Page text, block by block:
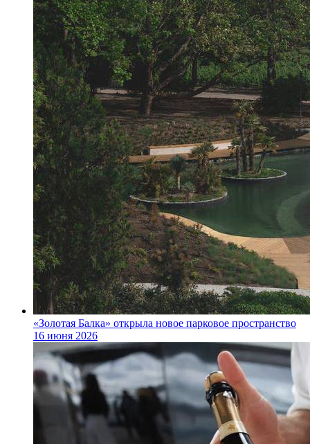
«Золотая Балка» открыла новое парковое пространство
16 июня 2026